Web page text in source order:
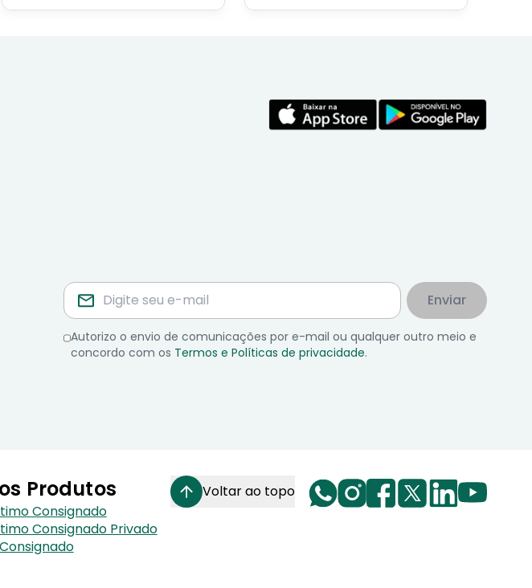
simular online.
economista especialista no
Enviar
Autorizo o envio de comunicações por e-mail ou qualquer outro meio e
concordo com os Termos e Políticas de privacidade.
Produtos
Consignado
Consignado Privado
Voltar ao topo